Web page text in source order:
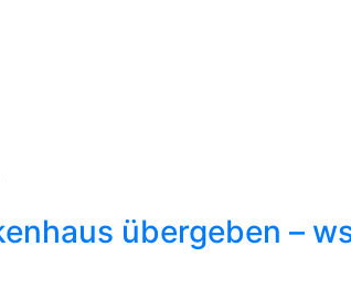
übergeben –